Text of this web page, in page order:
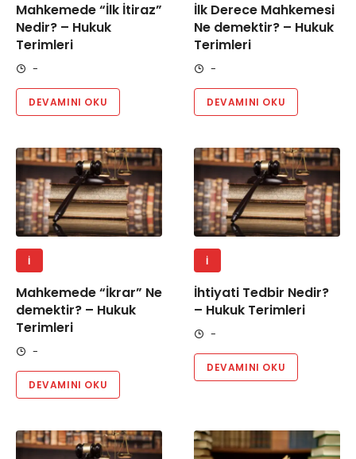
Mahkemede “İlk İtiraz”
Nedir? – Hukuk
Terimleri
-
DEVAMINI OKU
İlk Derece Mahkemesi
Ne demektir? – Hukuk
Terimleri
-
DEVAMINI OKU
İ
Mahkemede “İkrar” Ne
demektir? – Hukuk
Terimleri
-
DEVAMINI OKU
İ
İhtiyati Tedbir Nedir?
– Hukuk Terimleri
-
DEVAMINI OKU